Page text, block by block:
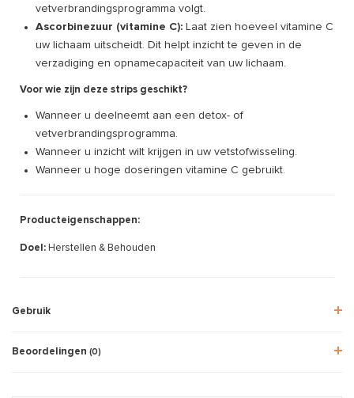
vetverbrandingsprogramma volgt.
Ascorbinezuur (vitamine C): Laat zien hoeveel vitamine C
uw lichaam uitscheidt. Dit helpt inzicht te geven in de
verzadiging en opnamecapaciteit van uw lichaam.
Voor wie zijn deze strips geschikt?
Wanneer u deelneemt aan een detox- of
vetverbrandingsprogramma.
Wanneer u inzicht wilt krijgen in uw vetstofwisseling.
Wanneer u hoge doseringen vitamine C gebruikt.
Producteigenschappen:
Doel: Herstellen & Behouden
Gebruik
Beoordelingen (0)